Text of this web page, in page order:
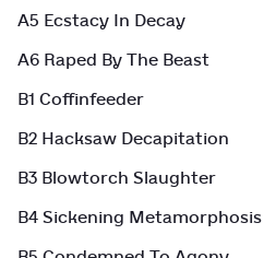
A5 Ecstacy In Decay
A6 Raped By The Beast
B1 Coffinfeeder
B2 Hacksaw Decapitation
B3 Blowtorch Slaughter
B4 Sickening Metamorphosis
B5 Condemned To Agony